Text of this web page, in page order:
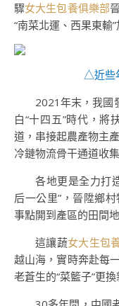
驟女大生包養俱樂部
“南菜北運、西果東輸”
△近些
2021年末，我國
白“十四五”時代，將
道，串接起農產物主
冷鏈物流骨干通道收集
各地更是全力打
后一公里”，晉陞鄉
事點開到產區的田間
這讓蔬女大生包
越山海，實時奔赴每
老蒼生的“菜籃子”更